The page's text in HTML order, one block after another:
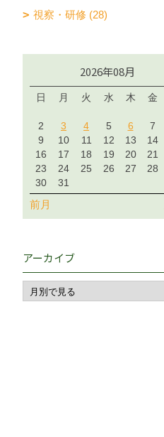
視察・研修 (28)
2026年08月
日 月 火 水 木 金
2
3 4 5 6 7
9
10 11 12 13 14
16
17 18 19 20 21
23
24 25 26 27 28
30
31
前月
アーカイブ